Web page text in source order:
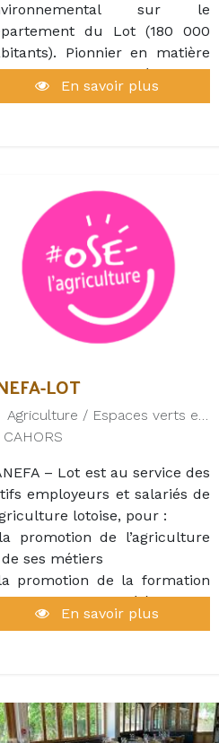
Bergerie, c'est aussi la
d'organiser vos
mariages ou repas
famille avec son service
à emporter ou sur
votre séjour soit familial,
ou professionnel, La
offre une belle escale
au cœur du Lot.
une table
sur le
du Lot (180 000
Pionnier en matière
valorisation des déchets, il
en régie, depuis sa création
des végétaux et du
Reconnu pour son action
faveur du développement
son champ
s’est diversifié
assurer de nouvelles
: Bois-énergie, Eau
250 agents, répartis sur
différents sites du
En savoir plus
LOT
Agriculture / Espaces verts et naturels
CAHORS
– Lot est au service des
employeurs et salariés de
lotoise, pour :
promotion de l’agriculture
ses métiers
promotion de la formation
pour les élèves, les
et les demandeurs
recrute.org" sur le
En savoir plus